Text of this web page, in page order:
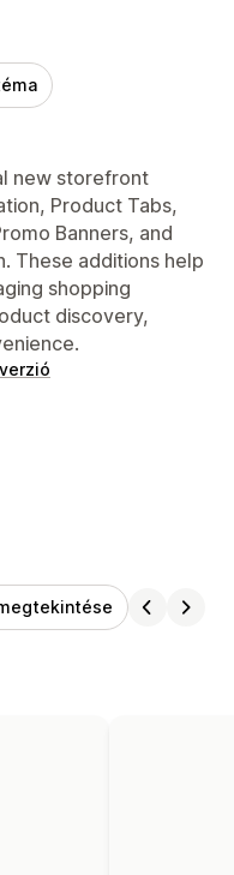
new storefront
Product Tabs,
Banners, and
These additions help
shopping
discovery,